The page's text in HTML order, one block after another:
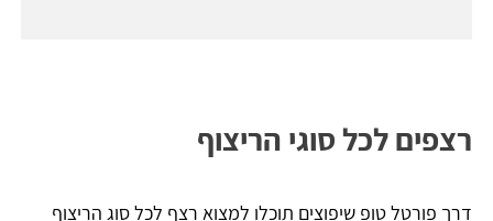
רצפים לכל סוגי הריצוף
דרך פורטל טופ שיפוצים תוכלו למצוא רצף לכל סוג הריצוף